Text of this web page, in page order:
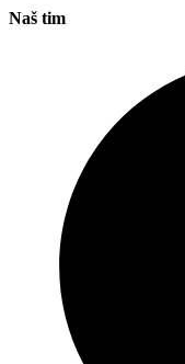
Naš tim